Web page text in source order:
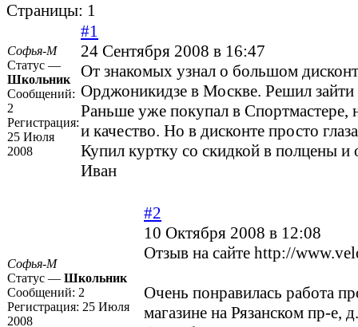
Страницы: 1
Софья-М
Статус —
Школьник
Сообщений:
2
Регистрация:
25 Июля
2008
#1
24 Сентября 2008 в 16:47
От знакомых узнал о большом
Орджоникидзе в Москве. Решил зайти
Раньше уже покупал в Спортмастере,
и качество. Но в дисконте просто
Купил куртку со скидкой в полцены и
Иван
Софья-М
Статус — Школьник
Сообщений: 2
Регистрация: 25 Июля
2008
#2
10 Октября 2008 в 12:08
Отзыв на сайте http://
Очень понравилась работа
магазине на Рязанском пр-е,